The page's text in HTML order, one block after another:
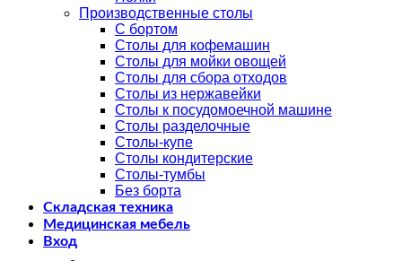
Производственные столы
С бортом
Столы для кофемашин
Столы для мойки овощей
Столы для сбора отходов
Столы из нержавейки
Столы к посудомоечной машине
Столы разделочные
Столы-купе
Столы кондитерские
Столы-тумбы
Без борта
Складская техника
Медицинская мебель
Вход